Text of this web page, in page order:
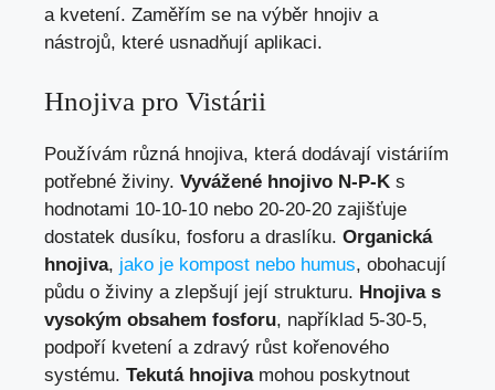
a kvetení. Zaměřím se na výběr hnojiv a
nástrojů, které usnadňují aplikaci.
Hnojiva pro Vistárii
Používám různá hnojiva, která dodávají vistáriím
potřebné živiny. Vyvážené hnojivo N-P-K s
hodnotami 10-10-10 nebo 20-20-20 zajišťuje
dostatek dusíku, fosforu a draslíku. Organická
hnojiva, jako je kompost nebo humus, obohacují
půdu o živiny a zlepšují její strukturu. Hnojiva s
vysokým obsahem fosforu, například 5-30-5,
podpoří kvetení a zdravý růst kořenového
systému. Tekutá hnojivamohou poskytnout